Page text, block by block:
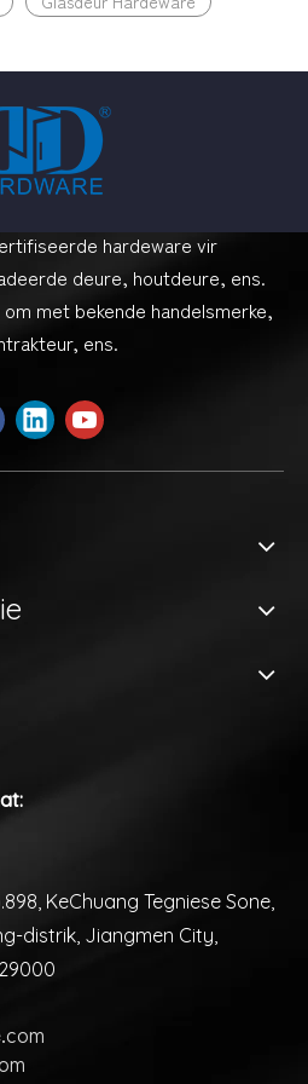
hardeware vir
deure, houtdeure, ens.
met bekende handelsmerke,
ens.
KeChuang Tegniese Sone,
distrik, Jiangmen City,